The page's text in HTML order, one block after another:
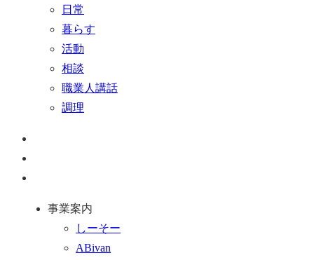
日常
暮らす
活動
相談
職業人講話
調理
事業案内
しーそー
ABivan